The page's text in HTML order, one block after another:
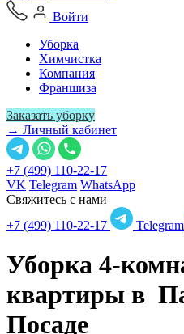
Войти
Уборка
Химчистка
Компания
Франшиза
Заказать уборку
→ Личный кабинет
+7 (499) 110-22-17
VK Telegram WhatsApp
Свяжитесь с нами
+7 (499) 110-22-17
Telegram
Уборка 4-
квартиры в
Посаде